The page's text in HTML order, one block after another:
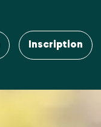
Inscription